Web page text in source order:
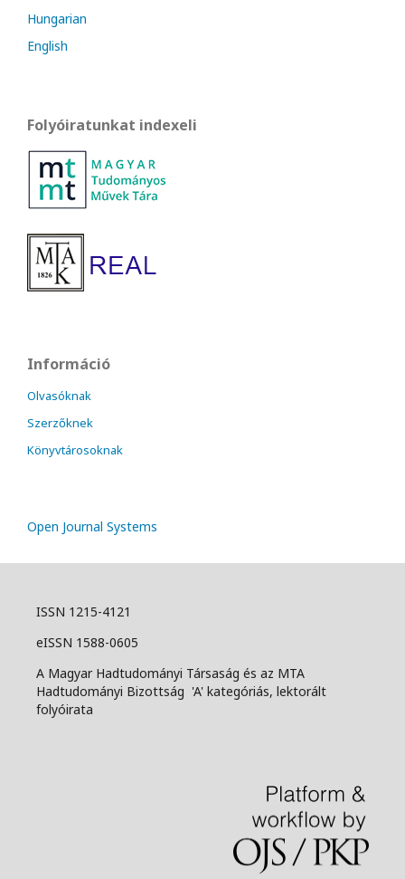
Hungarian
English
Folyóiratunkat indexeli
Információ
Olvasóknak
Szerzőknek
Könyvtárosoknak
Open Journal Systems
ISSN 1215-4121
eISSN 1588-0605
A Magyar Hadtudományi Társaság és az MTA
Hadtudományi Bizottság 'A' kategóriás, lektorált
folyóirata